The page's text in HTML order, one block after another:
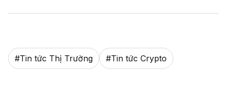
#Tin tức Thị Trường #Tin tức Crypto